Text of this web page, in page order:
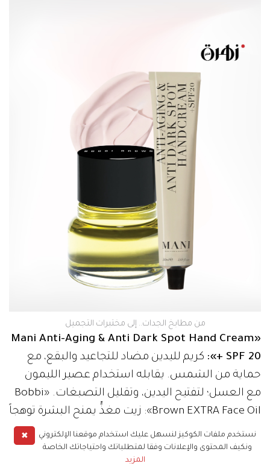
من مطابخ الجدات.. إلى مختبرات التجميل
«Mani Anti-Aging & Anti Dark Spot Hand Cream
+ SPF 20»:
كريم لليدين مضاد للتجاعيد والبقع، مع
حماية من الشمس. يقابله استخدام عصير الليمون
مع العسل؛ لتفتيح اليدين، وتقليل التصبغات. «Bobbi
Brown EXTRA Face Oil»: زيت مغذٍّ يمنح البشرة توهجاً
لافتاً، ويهيئها للمكياج. يشبه استخدام زيت اللوز الحلو،
الذي كانت الجدات يدلكن به البشرة لإشراقة طبيعية.
✖
نستخدم ملفات الكوكيز لنسهل عليك استخدام موقعنا الإلكتروني
ونكيف المحتوى والإعلانات وفقا لمتطلباتك واحتياجاتك الخاصة
المزيد